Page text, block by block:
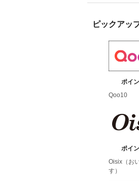
ピックアッ
ポイ
Qoo10
ポイ
Oisix（お
す）